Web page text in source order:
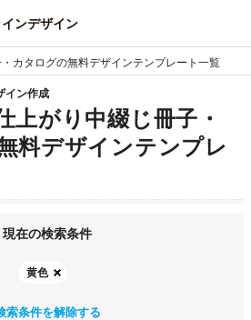
ンデザイン
カタログの無料デザインテンプレート一覧
イン作成
上がり中綴じ冊子・
料デザインテンプレ
現在の検索条件
黄色
索条件を解除する